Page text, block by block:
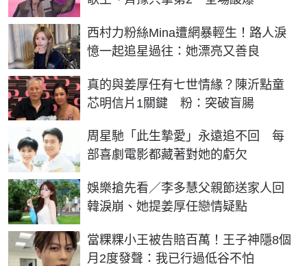
西村力粉絲Mina遭網暴輕生！路人淚
憶一起追星過往：她漂亮又善良
真的與姜厚任有七世情緣？陳沂點童
芯明信片1關鍵 粉：突破盲腸
周星馳「此生摯愛」永遠追不回 每
部喜劇電影都藏著對她的虧欠
娛樂搶先看／李多慧父親節送家人回
韓淚崩、她提姜厚任戀情疑點
當粿粿小王被告賠百萬！王子神隱8個
月2度發聲：我已行過低谷不怕